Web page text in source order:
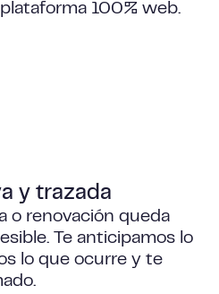
100% web.
y trazada
o renovación queda
Te anticipamos lo
lo que ocurre y te